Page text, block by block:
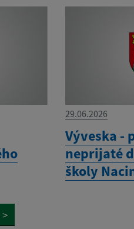
29.06.2026
Výveska -
neprijaté
školy
>